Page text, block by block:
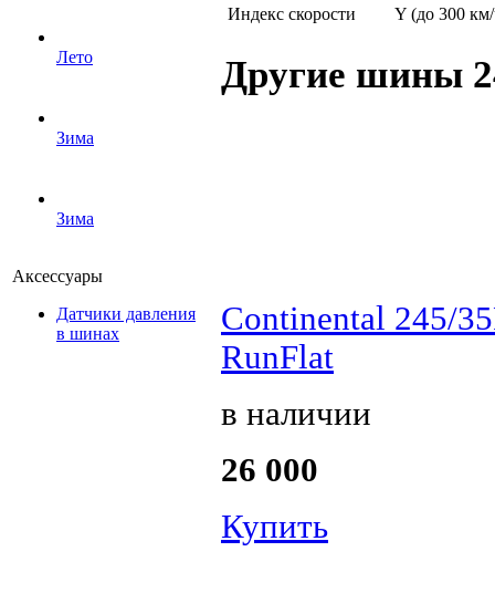
Лето
Зима
Зима
Аксессуары
Датчики давления
в шинах
Индекс скорости
Y (до 300
Другие шины
Continental 245/
RunFlat
в наличии
26 000
Купить